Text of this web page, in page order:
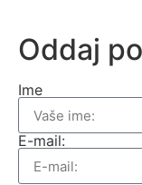
Oddaj
Ime
E-mail: